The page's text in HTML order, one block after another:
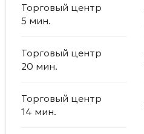
Торговый центр
5 мин.
Торговый центр
20 мин.
Торговый центр
14 мин.